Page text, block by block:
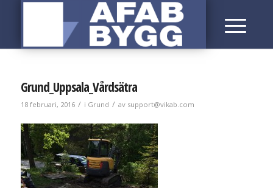
Grund_Uppsala_Vårdsätra
18 februari, 2016 / i Grund / av support@vikab.com